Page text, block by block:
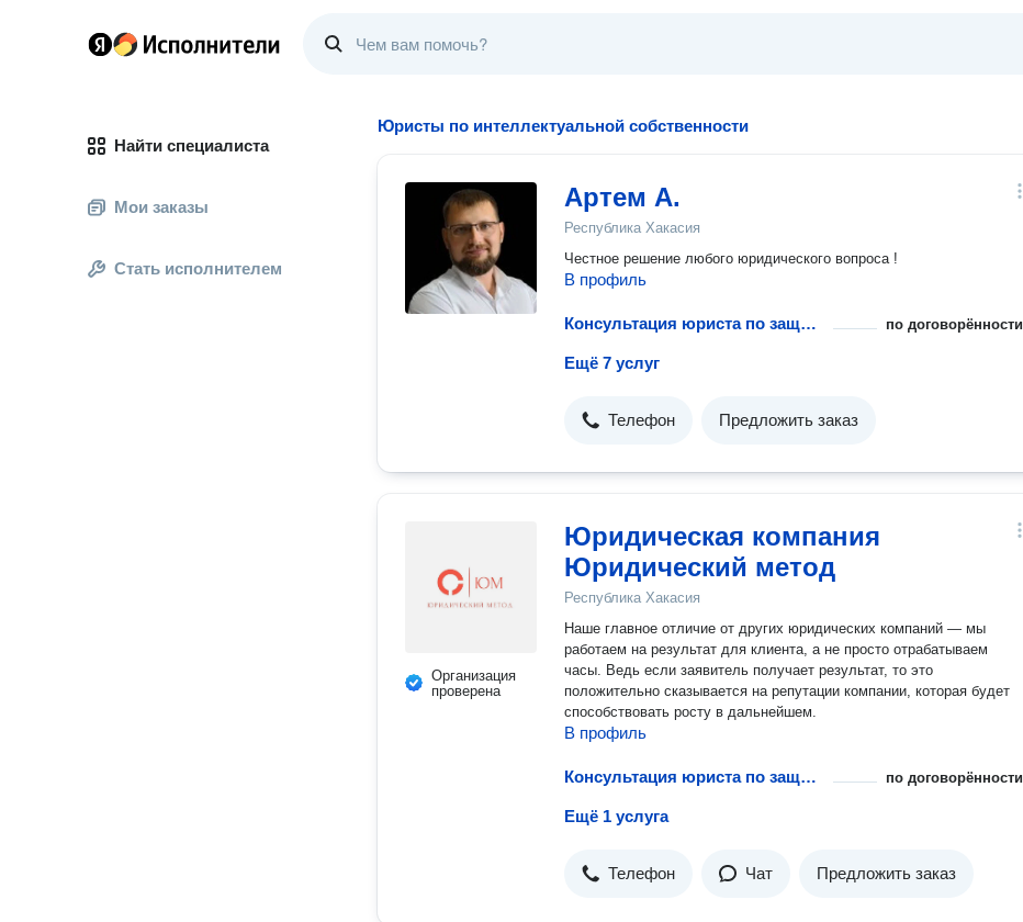
Найти специалиста
Мои заказы
Стать исполнителем
Юристы по интеллектуальной собственности
Артем А.
Республика Хакасия
Честное решение любого юридического вопроса !
В профиль
Консультация юриста по защите интеллектуальных прав по договорённости
Ещё 7 услуг
Телефон Предложить заказ
Организация
проверена
Юридическая компания
Юридический метод
Республика Хакасия
Наше главное отличие от других юридических компаний — мы
работаем на результат для клиента, а не просто отрабатываем
часы. Ведь если заявитель получает результат, то это
положительно сказывается на репутации компании, которая будет
способствовать росту в дальнейшем.
В профиль
Консультация юриста по защите интеллектуальных прав по договорённости
Ещё 1 услуга
Телефон Чат Предложить заказ